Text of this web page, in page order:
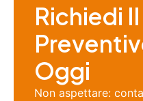
Richiedi
Oggi
Non aspettare: